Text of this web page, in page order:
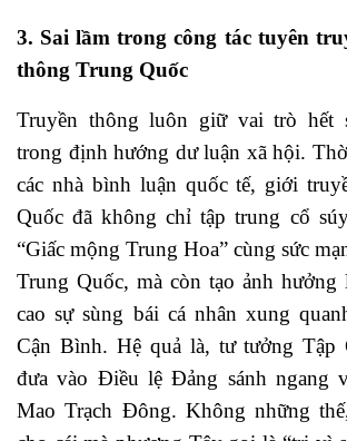
3. Sai lầm trong công tác tuyên
thông Trung Quốc
Truyền thông luôn giữ vai trò hết
trong định hướng dư luận xã hội.
các nhà bình luận quốc tế, giới
Quốc đã không chỉ tập trung cổ
“Giấc mộng Trung Hoa” cùng sức
Trung Quốc, mà còn tạo ảnh hưởng
cao sự sùng bái cá nhân xung
Cận Bình. Hệ quả là, tư tưởng Tập
đưa vào Điều lệ Đảng sánh ngang
Mao Trạch Đông. Không những